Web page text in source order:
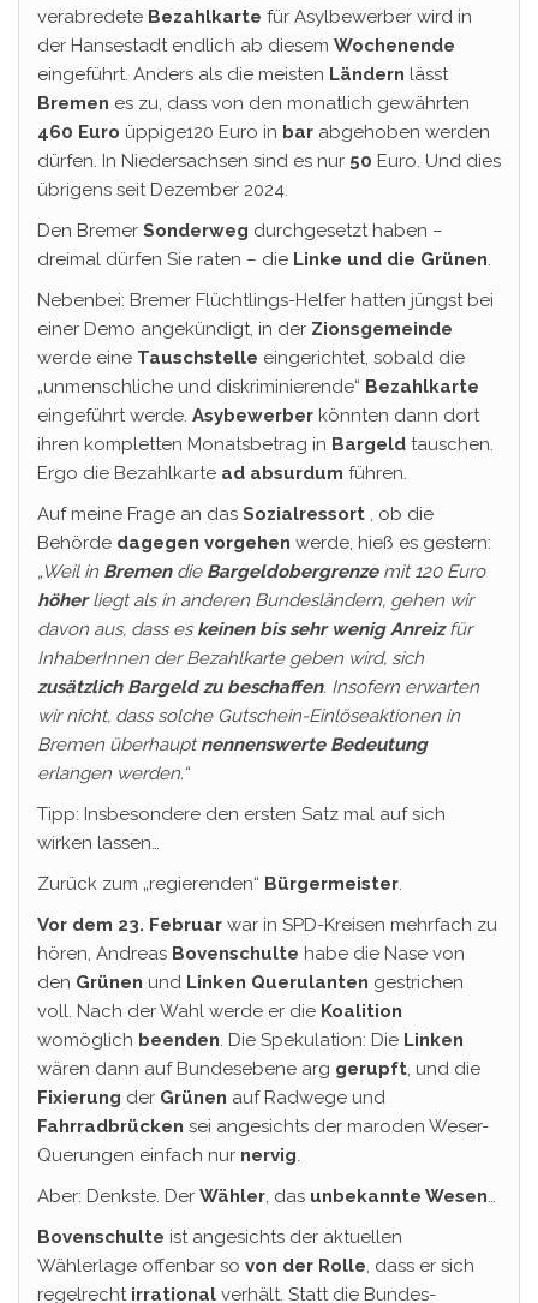
verabredete Bezahlkarte für Asylbewerber wird in
der Hansestadt endlich ab diesem Wochenende
eingeführt. Anders als die meisten Ländern lässt
Bremen es zu, dass von den monatlich gewährten
460 Euro üppige120 Euro in bar abgehoben werden
dürfen. In Niedersachsen sind es nur 50 Euro. Und dies
übrigens seit Dezember 2024.
Den Bremer Sonderweg durchgesetzt haben –
dreimal dürfen Sie raten – die Linke und die Grünen.
Nebenbei: Bremer Flüchtlings-Helfer hatten jüngst bei
einer Demo angekündigt, in der Zionsgemeinde
werde eine Tauschstelle eingerichtet, sobald die
„unmenschliche und diskriminierende“ Bezahlkarte
eingeführt werde. Asybewerber könnten dann dort
ihren kompletten Monatsbetrag in Bargeld tauschen.
Ergo die Bezahlkarte ad absurdum führen.
Auf meine Frage an das Sozialressort , ob die
Behörde dagegen vorgehen werde, hieß es gestern:
„Weil in Bremendie Bargeldobergrenzemit 120 Euro
höherliegt als in anderen Bundesländern, gehen wir
davon aus, dass eskeinen bis sehr wenig Anreizfür
InhaberInnen der Bezahlkarte geben wird, sich
zusätzlich Bargeld zu beschaffen. Insofern erwarten
wir nicht, dass solche Gutschein-Einlöseaktionen in
Bremen überhaupt nennenswerte Bedeutung
erlangen werden.“
Tipp: Insbesondere den ersten Satz mal auf sich
wirken lassen…
Zurück zum „regierenden“ Bürgermeister.
Vor dem 23. Februar war in SPD-Kreisen mehrfach zu
hören, Andreas Bovenschulte habe die Nase von
den Grünen und Linken Querulanten gestrichen
voll. Nach der Wahl werde er die Koalition
womöglich beenden. Die Spekulation: Die Linken
wären dann auf Bundesebene arg gerupft, und die
Fixierung der Grünen auf Radwege und
Fahrradbrücken sei angesichts der maroden Weser-
Querungen einfach nur nervig.
Aber: Denkste. Der Wähler, das unbekannte Wesen…
Bovenschulte ist angesichts der aktuellen
Wählerlage offenbar so von der Rolle, dass er sich
regelrecht irrational verhält. Statt die Bundes-